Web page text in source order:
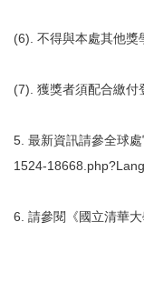
(6). 不得與本處其他獎
(7). 獲獎者須配合繳付
5. 最新資訊請參全球
1524-
6. 請參閱《國立清華